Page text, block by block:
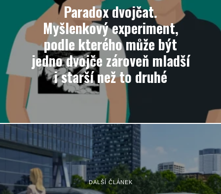
Paradox dvojčat.
Myšlenkový experiment,
podle kterého může být
jedno dvojče zároveň mladší
i starší než to druhé
DALŠÍ ČLÁNEK